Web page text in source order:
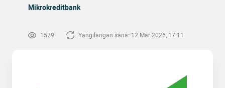
Mikrokreditbank
1579 Yangilangan sana: 12 Mar 2026, 17:11